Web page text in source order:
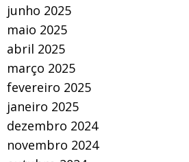
junho 2025
maio 2025
abril 2025
março 2025
fevereiro 2025
janeiro 2025
dezembro 2024
novembro 2024